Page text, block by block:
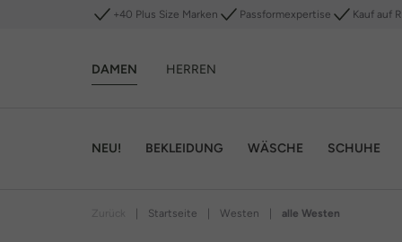
+40 Plus Size Marken Passformexpertise Kauf auf
DAMEN HERREN
NEU! BEKLEIDUNG WÄSCHE SCHUHE
Startseite Westen alle Westen